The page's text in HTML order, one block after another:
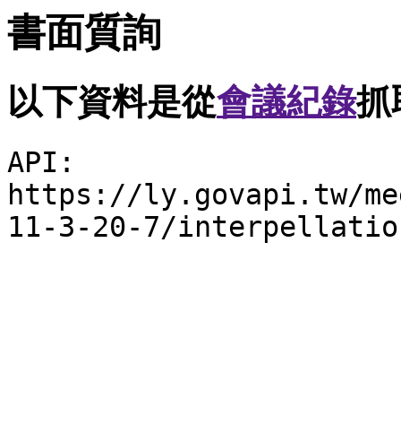
書面質詢
以下資料是從會議紀錄抓
API:
https://ly.govapi.tw/meet/
11-3-20-7/